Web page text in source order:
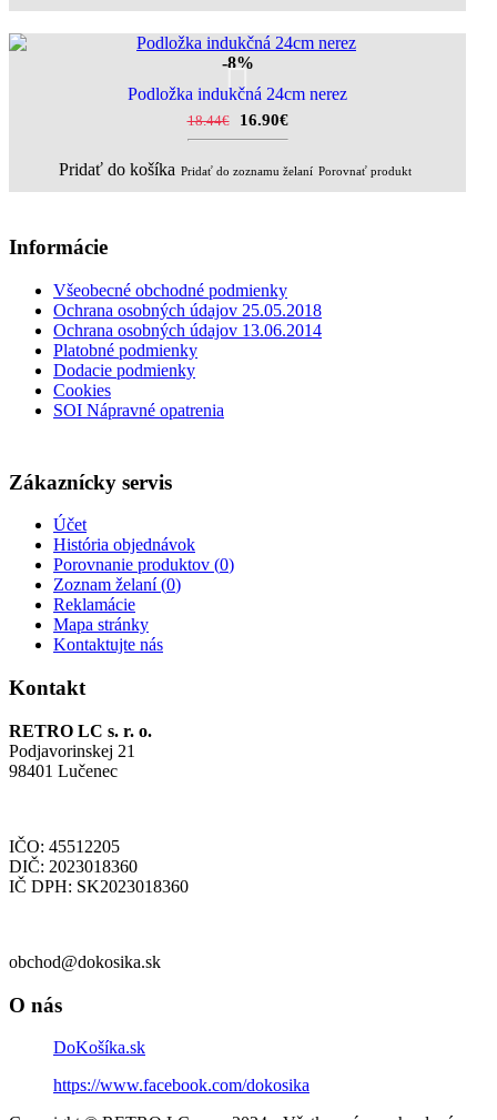
-8%
Podložka indukčná 24cm nerez
18.44€ 16.90€
Pridať do košíka Pridať do zoznamu želaní Porovnať produkt
Informácie
Všeobecné obchodné podmienky
Ochrana osobných údajov 25.05.2018
Ochrana osobných údajov 13.06.2014
Platobné podmienky
Dodacie podmienky
Cookies
SOI Nápravné opatrenia
Zákaznícky servis
Účet
História objednávok
Porovnanie produktov (0)
Zoznam želaní (0)
Reklamácie
Mapa stránky
Kontaktujte nás
Kontakt
RETRO LC s. r. o.
Podjavorinskej 21
98401 Lučenec
IČO: 45512205
DIČ: 2023018360
IČ DPH: SK2023018360
obchod@dokosika.sk
O nás
DoKošíka.sk
https://www.facebook.com/dokosika